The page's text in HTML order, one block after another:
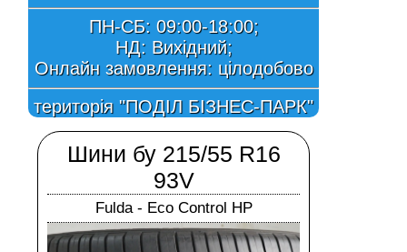
ПН-СБ: 09:00-18:00;
НД: Вихідний;
Онлайн замовлення: цілодобово
територія "ПОДІЛ БІЗНЕС-ПАРК"
Шини бу 215/55 R16
93V
Fulda - Eco Control HP